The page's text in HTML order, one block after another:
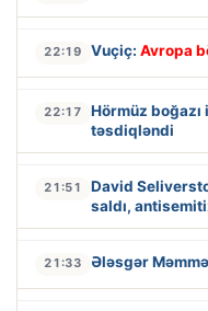
22:19 Vuçiç: Avropa
22:17
Hörmüz boğazı
təsdiqləndi
21:51
David
saldı,
21:33 Ələsgər